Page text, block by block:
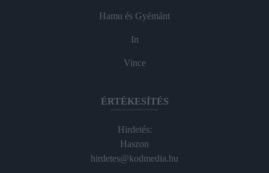
Hamu és Gyémánt
In
Vince
ÉRTÉKESÍTÉS
Hirdetés:
Haszon
hirdetes@kodmedia.hu